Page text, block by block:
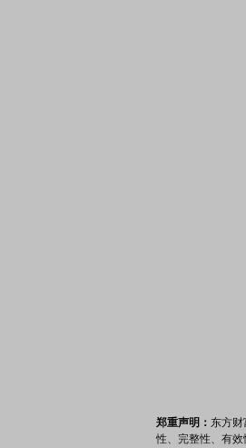
郑重声明： 东方
性、完整性、有